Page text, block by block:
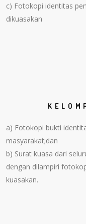
c) Fotokopi identitas
dikuasakan
a) Fotokopi bukti
masyarakat;dan
b) Surat kuasa dari
dengan dilampiri
kuasakan.